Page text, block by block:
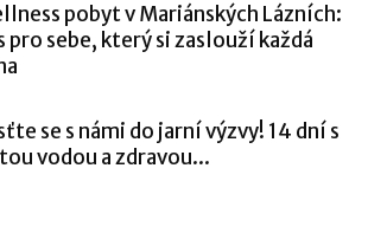
pobyt v Mariánských Lázních:
pro sebe, který si zaslouží každá
se s námi do jarní výzvy! 14 dní s
vodou a zdravou...